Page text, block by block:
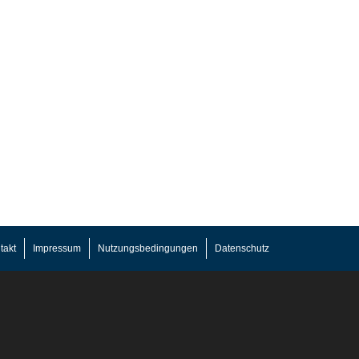
Impressum Nutzungsbedingungen Datenschutz